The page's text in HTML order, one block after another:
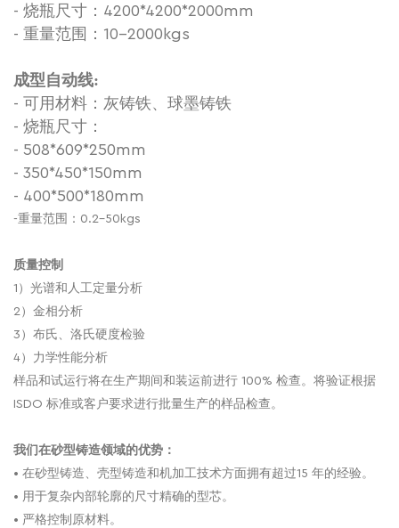
- 烧瓶尺寸：4200*4200*2000mm
- 重量范围：10-2000kgs
成型自动线:
- 可用材料：灰铸铁、球墨铸铁
- 烧瓶尺寸：
- 508*609*250mm
- 350*450*150mm
- 400*500*180mm
-重量范围：0.2-50kgs
质量控制
1）光谱和人工定量分析
2）金相分析
3）布氏、洛氏硬度检验
4）力学性能分析
样品和试运行将在生产期间和装运前进行 100% 检查。将验证根据
ISDO 标准或客户要求进行批量生产的样品检查。
我们在砂型铸造领域的优势：
• 在砂型铸造、壳型铸造和机加工技术方面拥有超过15 年的经验。
• 用于复杂内部轮廓的尺寸精确的型芯。
• 严格控制原材料。